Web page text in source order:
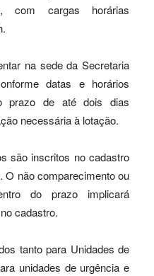
com cargas horárias
na sede da Secretaria
datas e horários
prazo de até dois dias
necessária à lotação.
são inscritos no cadastro
O não comparecimento ou
do prazo implicará
cadastro.
tanto para Unidades de
unidades de urgência e